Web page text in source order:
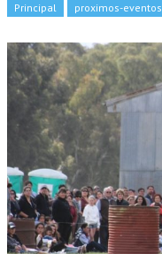
Principal proximos-eventos